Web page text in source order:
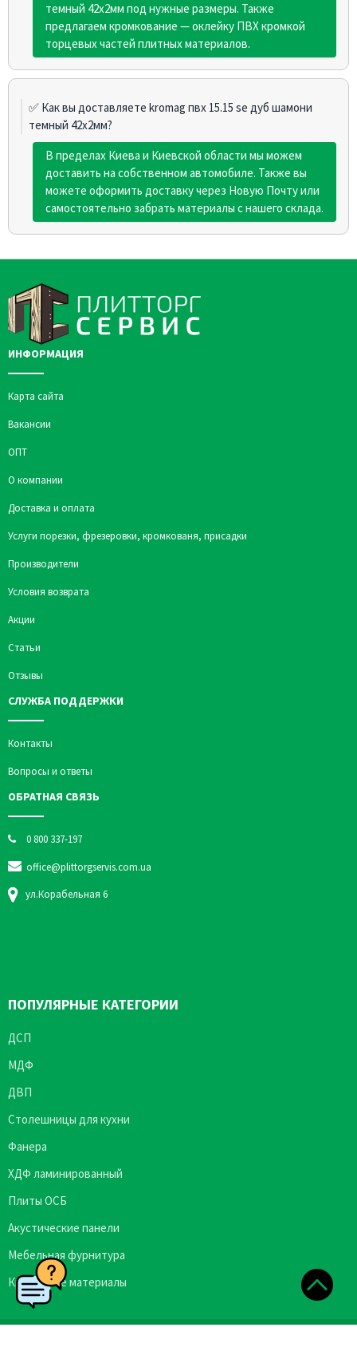
темный 42х2мм под нужные размеры. Также
предлагаем кромкование — оклейку ПВХ кромкой
торцевых частей плитных материалов.
✅ Как вы доставляете kromag пвх 15.15 sе дуб шамони
темный 42х2мм?
В пределах Киева и Киевской области мы можем
доставить на собственном автомобиле. Также вы
можете оформить доставку через Новую Почту или
самостоятельно забрать материалы с нашего склада.
ИНФОРМАЦИЯ
Карта сайта
Вакансии
ОПТ
О компании
Доставка и оплата
Услуги порезки, фрезеровки, кромкованя, присадки
Производители
Условия возврата
Акции
Статьи
Отзывы
СЛУЖБА ПОДДЕРЖКИ
Контакты
Вопросы и ответы
ОБРАТНАЯ СВЯЗЬ
0 800 337-197
office@plittorgservis.com.ua
ул.Корабельная 6
ПОПУЛЯРНЫЕ КАТЕГОРИИ
ДСП
МДФ
ДВП
Столешницы для кухни
Фанера
ХДФ ламинированный
Плиты ОСБ
Акустические панели
Мебельная фурнитура
Кромочные материалы